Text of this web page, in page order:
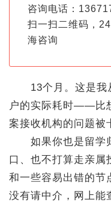
咨询电话：
扫一扫二维码，
海咨询
13个月。这是我
户的实际耗时——比
案接收机构的问题被
如果你也是留学归
口、也不打算走亲属
和一些容易出错的节
没有请中介，网上能